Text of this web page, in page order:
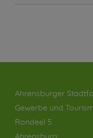
Ahrensburger
Gewerbe und
Rondeel 5